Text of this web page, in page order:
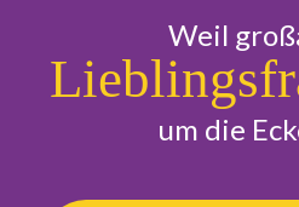
Weil
um die